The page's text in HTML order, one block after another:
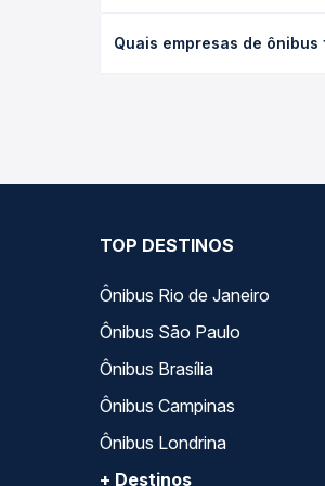
antecedência da compra.
Quais empresas de ônibus
TOP DESTINOS
Ônibus Rio de Janeiro
Ônibus São Paulo
Ônibus Brasília
Ônibus Campinas
Ônibus Londrina
+ Destinos